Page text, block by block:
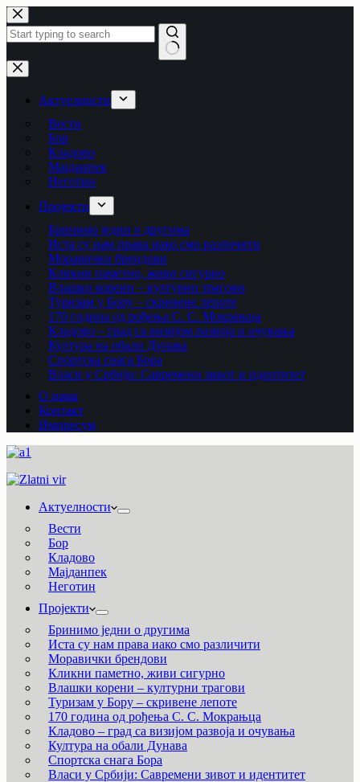
Skip
to
content
No
results
Актуелности
Вести
Бор
Кладово
Мајданпек
Неготин
Пројекти
Бринимо једни о другима
Иста су нам права иако смо различити
Моравички брендови
Кликни паметно, живи сигурно
Влашки корени – културни трагови
Туризам у Бору – скривене лепоте
170 година од рођења С. С. Мокрањца
Кладово – град са визијом развоја и очувања
Култура на обали Дунава
Спортска снага Бора
Власи у Србији: Савремени зивот и идентитет
О нама
Контакт
Импресум
Актуелности
Вести
Бор
Кладово
Мајданпек
Неготин
Пројекти
Бринимо једни о другима
Иста су нам права иако смо различити
Моравички брендови
Кликни паметно, живи сигурно
Влашки корени – културни трагови
Туризам у Бору – скривене лепоте
170 година од рођења С. С. Мокрањца
Кладово – град са визијом развоја и очувања
Култура на обали Дунава
Спортска снага Бора
Власи у Србији: Савремени зивот и идентитет